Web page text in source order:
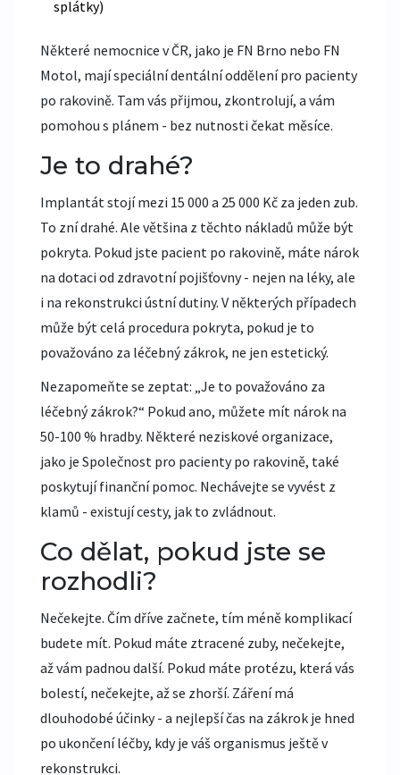
splátky)
Některé nemocnice v ČR, jako je FN Brno nebo FN
Motol, mají speciální dentální oddělení pro pacienty
po rakovině. Tam vás přijmou, zkontrolují, a vám
pomohou s plánem - bez nutnosti čekat měsíce.
Je to drahé?
Implantát stojí mezi 15 000 a 25 000 Kč za jeden zub.
To zní drahé. Ale většina z těchto nákladů může být
pokryta. Pokud jste pacient po rakovině, máte nárok
na dotaci od zdravotní pojišťovny - nejen na léky, ale
i na rekonstrukci ústní dutiny. V některých případech
může být celá procedura pokryta, pokud je to
považováno za léčebný zákrok, ne jen estetický.
Nezapomeňte se zeptat: „Je to považováno za
léčebný zákrok?“ Pokud ano, můžete mít nárok na
50-100 % hradby. Některé neziskové organizace,
jako je Společnost pro pacienty po rakovině, také
poskytují finanční pomoc. Nechávejte se vyvést z
klamů - existují cesty, jak to zvládnout.
Co dělat, pokud jste se
rozhodli?
Nečekejte. Čím dříve začnete, tím méně komplikací
budete mít. Pokud máte ztracené zuby, nečekejte,
až vám padnou další. Pokud máte protézu, která vás
bolestí, nečekejte, až se zhorší. Záření má
dlouhodobé účinky - a nejlepší čas na zákrok je hned
po ukončení léčby, kdy je váš organismus ještě v
rekonstrukci.